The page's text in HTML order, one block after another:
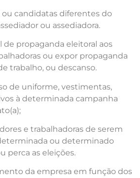
candidatas diferentes do
ou assediadora.
de propaganda eleitoral aos
ou expor propaganda
trabalho, ou descanso.
de uniforme, vestimentas,
à determinada campanha
e trabalhadoras de serem
ou determinado
perca as eleições.
da empresa em função dos